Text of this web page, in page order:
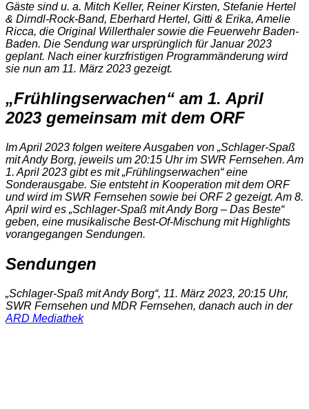
Gäste sind u. a. Mitch Keller, Reiner Kirsten, Stefanie Hertel
& Dirndl-Rock-Band, Eberhard Hertel, Gitti & Erika, Amelie
Ricca, die Original Willerthaler sowie die Feuerwehr Baden-
Baden. Die Sendung war ursprünglich für Januar 2023
geplant. Nach einer kurzfristigen Programmänderung wird
sie nun am 11. März 2023 gezeigt.
„Frühlingserwachen“ am 1. April
2023 gemeinsam mit dem ORF
Im April 2023 folgen weitere Ausgaben von „Schlager-Spaß
mit Andy Borg, jeweils um 20:15 Uhr im SWR Fernsehen. Am
1. April 2023 gibt es mit „Frühlingserwachen“ eine
Sonderausgabe. Sie entsteht in Kooperation mit dem ORF
und wird im SWR Fernsehen sowie bei ORF 2 gezeigt. Am 8.
April wird es „Schlager-Spaß mit Andy Borg – Das Beste“
geben, eine musikalische Best-Of-Mischung mit Highlights
vorangegangen Sendungen.
Sendungen
„Schlager-Spaß mit Andy Borg“, 11. März 2023, 20:15 Uhr,
SWR Fernsehen und MDR Fernsehen, danach auch in der
ARD Mediathek